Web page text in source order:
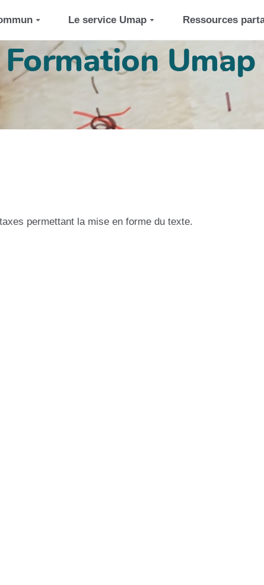
Le service Umap Ressources
Formation Umap
permettant la mise en forme du texte.